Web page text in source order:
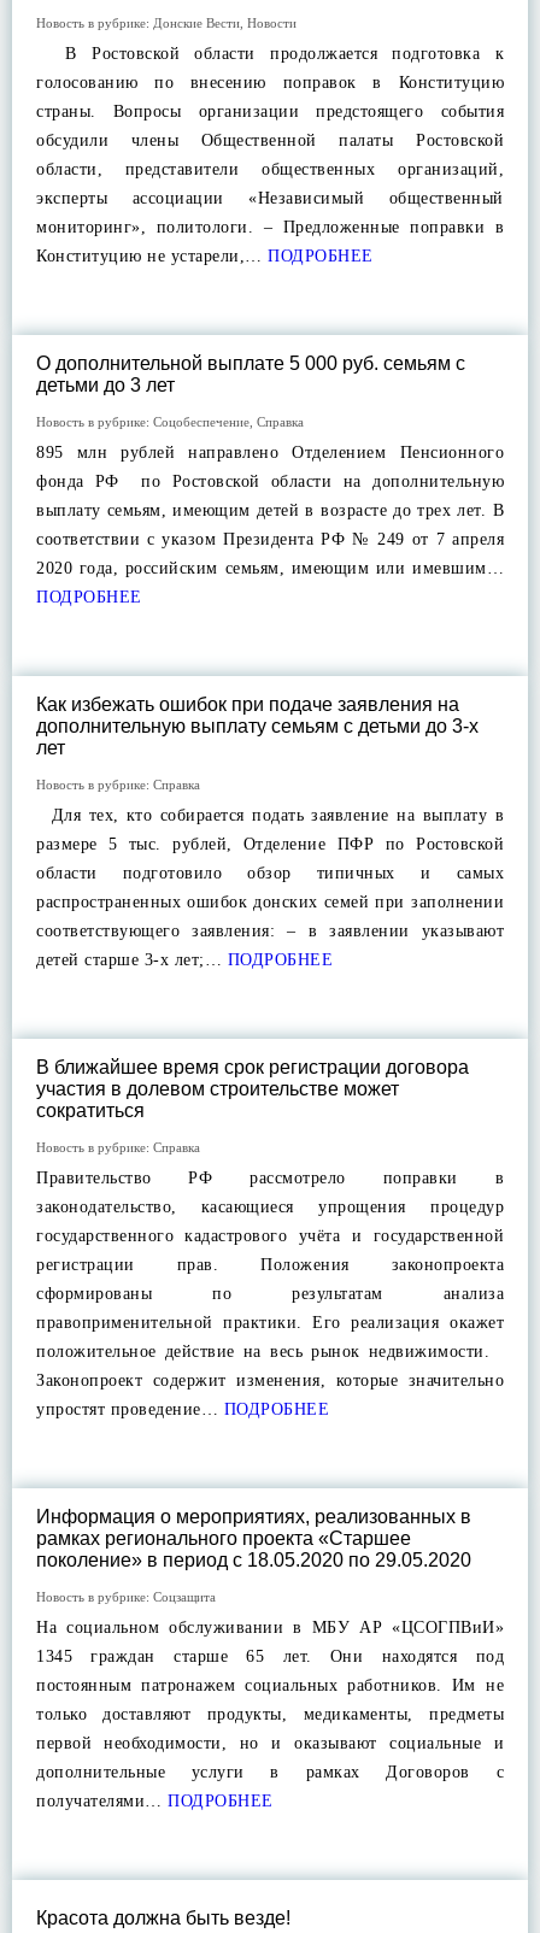
Новость в рубрике: Донские Вести Новости
В Ростовской области продолжается подготовка к
голосованию по внесению поправок в Конституцию
страны. Вопросы организации предстоящего события
обсудили члены Общественной палаты Ростовской
области, представители общественных организаций,
эксперты ассоциации «Независимый общественный
мониторинг», политологи. – Предложенные поправки в
Конституцию не устарели,… ПОДРОБНЕЕ
О дополнительной выплате 5 000 руб. семьям с
детьми до 3 лет
Новость в рубрике: Соцобеспечение Справка
895 млн рублей направлено Отделением Пенсионного
фонда РФ по Ростовской области на дополнительную
выплату семьям, имеющим детей в возрасте до трех лет. В
соответствии с указом Президента РФ № 249 от 7 апреля
2020 года, российским семьям, имеющим или имевшим…
ПОДРОБНЕЕ
Как избежать ошибок при подаче заявления на
дополнительную выплату семьям с детьми до 3-х
лет
Новость в рубрике: Справка
Для тех, кто собирается подать заявление на выплату в
размере 5 тыс. рублей, Отделение ПФР по Ростовской
области подготовило обзор типичных и самых
распространенных ошибок донских семей при заполнении
соответствующего заявления: – в заявлении указывают
детей старше 3-х лет;… ПОДРОБНЕЕ
В ближайшее время срок регистрации договора
участия в долевом строительстве может
сократиться
Новость в рубрике: Справка
Правительство РФ рассмотрело поправки в
законодательство, касающиеся упрощения процедур
государственного кадастрового учёта и государственной
регистрации прав. Положения законопроекта
сформированы по результатам анализа
правоприменительной практики. Его реализация окажет
положительное действие на весь рынок недвижимости.
Законопроект содержит изменения, которые значительно
упростят проведение… ПОДРОБНЕЕ
Информация о мероприятиях, реализованных в
рамках регионального проекта «Старшее
поколение» в период с 18.05.2020 по 29.05.2020
Новость в рубрике: Соцзащита
На социальном обслуживании в МБУ АР «ЦСОГПВиИ»
1345 граждан старше 65 лет. Они находятся под
постоянным патронажем социальных работников. Им не
только доставляют продукты, медикаменты, предметы
первой необходимости, но и оказывают социальные и
дополнительные услуги в рамках Договоров с
получателями… ПОДРОБНЕЕ
Красота должна быть везде!